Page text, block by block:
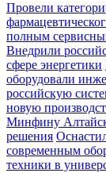
Провели
полным
Внедрили
сфере энергетики
оборудовали
российскую
новую
Минфину
решения
современным
техники в